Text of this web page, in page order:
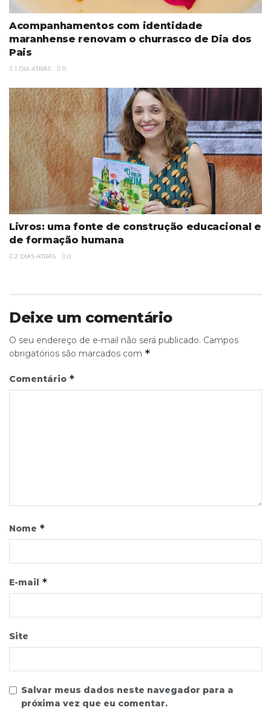
Acompanhamentos com identidade
maranhense renovam o churrasco de Dia dos
Pais
1 DIA ATRÁS 0
Livros: uma fonte de construção educacional e
de formação humana
2 DIAS ATRÁS 0
Deixe um comentário
O seu endereço de e-mail não será publicado. Campos
obrigatórios são marcados com *
Comentário *
Nome *
E-mail *
Site
Salvar meus dados neste navegador para a
próxima vez que eu comentar.